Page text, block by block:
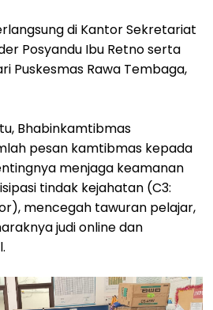
di Kantor Sekretariat
Posyandu Ibu Retno serta
Puskesmas Rawa Tembaga,
Bhabinkamtibmas
pesan kamtibmas kepada
menjaga keamanan
tindak kejahatan (C3:
mencegah tawuran pelajar,
judi online dan